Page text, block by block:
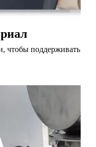
чтобы поддерживать